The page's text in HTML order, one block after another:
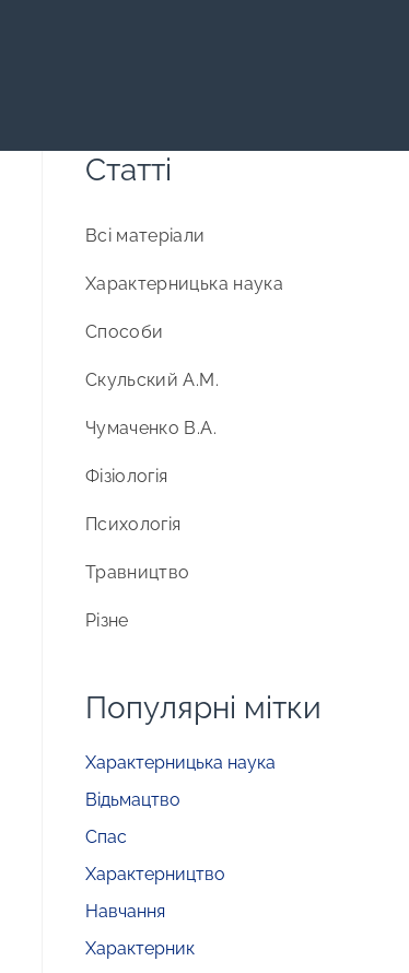
Статті
Всі матеріали
Характерницька наука
Способи
Скульский А.М.
Чумаченко В.А.
Фізіологія
Психологія
Травництво
Різне
Популярні мітки
Характерницька наука
Відьмацтво
Спас
Характерництво
Навчання
Характерник